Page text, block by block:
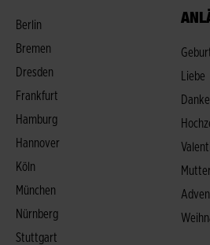
Berlin
Bremen
Dresden
Frankfurt
Hamburg
Hannover
Köln
München
Nürnberg
Stuttgart
Liebe